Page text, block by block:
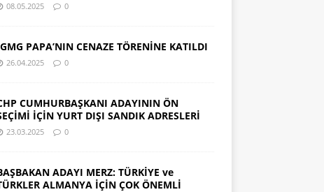
08.05.2025 0
PAPA’NIN CENAZE TÖRENİNE KATILDI
26.04.2025 0
CUMHURBAŞKANI ADAYININ ÖN
İÇİN YURT DIŞI SANDIK ADRESLERİ
23.03.2025 0
ADAYI MERZ: TÜRKİYE ve
ALMANYA İÇİN ÇOK ÖNEMLİ